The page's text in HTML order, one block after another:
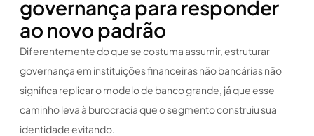
governança para responder
ao novo padrão
Diferentemente do que se costuma assumir, estruturar
governança em instituições financeiras não bancárias não
significa replicar o modelo de banco grande, já que esse
caminho leva à burocracia que o segmento construiu sua
identidade evitando.